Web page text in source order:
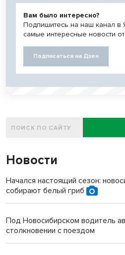
Вам было интересно?
Подпишитесь на наш канал в
самые интересные новости
Подписаться на Дзен
Новости
Начался настоящий сезон:
собирают белый гриб
Под Новосибирском водитель
столкновении с поездом